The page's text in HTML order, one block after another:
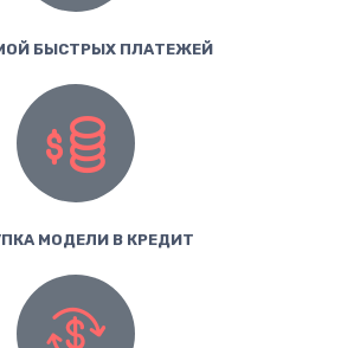
БЫСТРЫХ ПЛАТЕЖЕЙ
МОДЕЛИ В КРЕДИТ